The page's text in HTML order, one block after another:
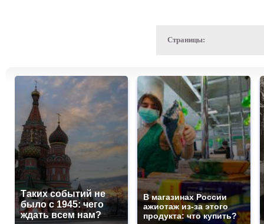
Страницы:
Таких событий не
было с 1945: чего
ждать всем нам?
В магазинах России
ажиотаж из-за этого
продукта: что купить?